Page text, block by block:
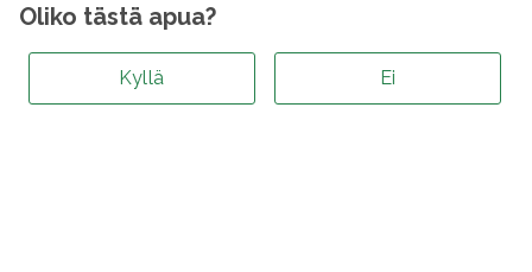
Oliko tästä apua?
Kyllä Ei